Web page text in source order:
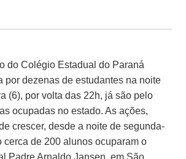
do Colégio Estadual do Paraná
por dezenas de estudantes na noite
(6), por volta das 22h, já são pelo
ocupadas no estado. As ações,
crescer, desde a noite de segunda-
cerca de 200 alunos ocuparam o
Padre Arnaldo Jansen, em São